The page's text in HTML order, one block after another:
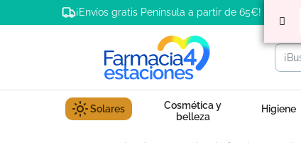
¡Envíos gratis Península a partir de 65€!
Solares
Cosmética y
belleza
Higiene